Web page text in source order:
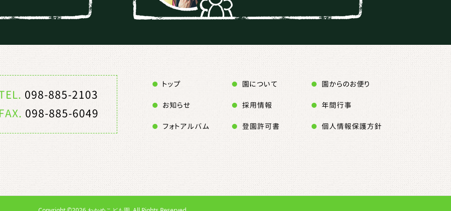
098-885-2103
098-885-6049
トップ 園について 園からのお便り
お知らせ 採用情報 年間行事
フォトアルバム 登園許可書 個人情報保護方針